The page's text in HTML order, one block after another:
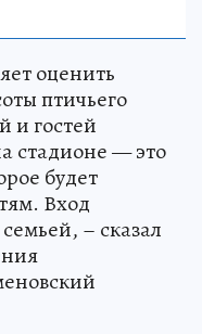
оценить
птичьего
и гостей
стадионе — это
будет
Вход
– сказал